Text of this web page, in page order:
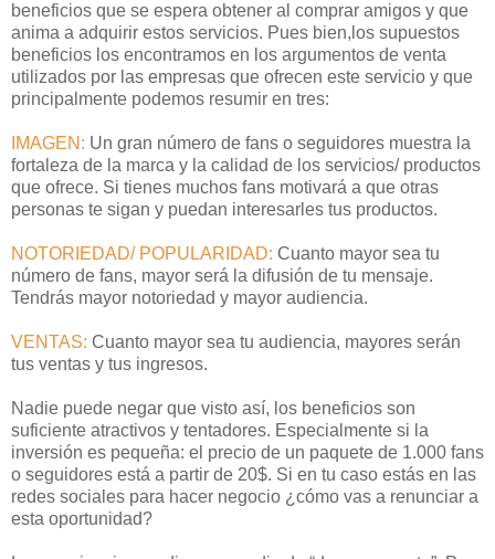
beneficios que se espera obtener al comprar amigos y que
anima a adquirir estos servicios. Pues bien,los supuestos
beneficios los encontramos en los argumentos de venta
utilizados por las empresas que ofrecen este servicio y que
principalmente podemos resumir en tres:
IMAGEN: Un gran número de fans o seguidores muestra la
fortaleza de la marca y la calidad de los servicios/ productos
que ofrece. Si tienes muchos fans motivará a que otras
personas te sigan y puedan interesarles tus productos.
NOTORIEDAD/ POPULARIDAD: Cuanto mayor sea tu
número de fans, mayor será la difusión de tu mensaje.
Tendrás mayor notoriedad y mayor audiencia.
VENTAS: Cuanto mayor sea tu audiencia, mayores serán
tus ventas y tus ingresos.
Nadie puede negar que visto así, los beneficios son
suficiente atractivos y tentadores. Especialmente si la
inversión es pequeña: el precio de un paquete de 1.000 fans
o seguidores está a partir de 20$. Si en tu caso estás en las
redes sociales para hacer negocio ¿cómo vas a renunciar a
esta oportunidad?